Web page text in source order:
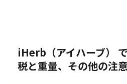
iHerb（アイハーブ）
税と重量、その他の注